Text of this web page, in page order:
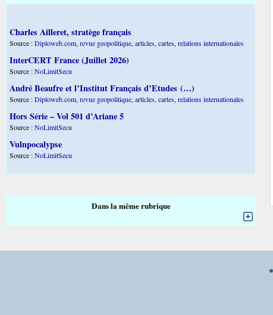
Charles Ailleret, stratège français
Source :Diploweb.com, revue geopolitique, articles, cartes, relations internationales
InterCERT France (Juillet 2026)
Source :NoLimitSecu
André Beaufre et l’Institut Français d’Etudes (…)
Source :Diploweb.com, revue geopolitique, articles, cartes, relations internationales
Hors Série – Vol 501 d’Ariane 5
Source :NoLimitSecu
Vulnpocalypse
Source :NoLimitSecu
Dans la même rubrique